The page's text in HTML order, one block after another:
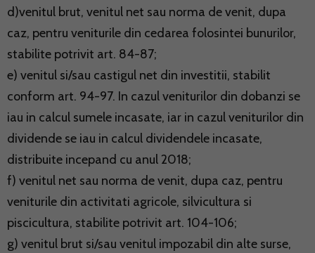
d)venitul brut, venitul net sau norma de venit, dupa
caz, pentru veniturile din cedarea folosintei bunurilor,
stabilite potrivit art. 84-87;
e) venitul si/sau castigul net din investitii, stabilit
conform art. 94-97. In cazul veniturilor din dobanzi se
iau in calcul sumele incasate, iar in cazul veniturilor din
dividende se iau in calcul dividendele incasate,
distribuite incepand cu anul 2018;
f) venitul net sau norma de venit, dupa caz, pentru
veniturile din activitati agricole, silvicultura si
piscicultura, stabilite potrivit art. 104-106;
g) venitul brut si/sau venitul impozabil din alte surse,